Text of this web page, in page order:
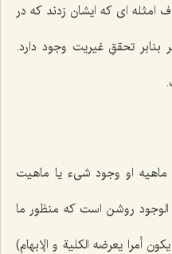
امثله اى كه ایشان زدند كه در
تحققِ غیریت وجود دارد.
او وجودشیء یا ماهیت
روشن است كه منظور ما
أمرا یعرضه الکلیة و الإبهام)